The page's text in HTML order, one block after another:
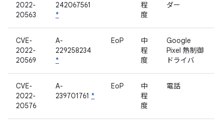
2022-
20563
242067561
*
程
度
ダー
CVE-
2022-
20569
A-
229258234
*
EoP
中
程
度
Google
Pixel 熱制御
ドライバ
CVE-
2022-
20576
A-
239701761 *
EoP
中
程
度
電話